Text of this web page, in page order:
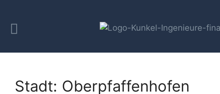
Stadt: Oberpfaffenhofen